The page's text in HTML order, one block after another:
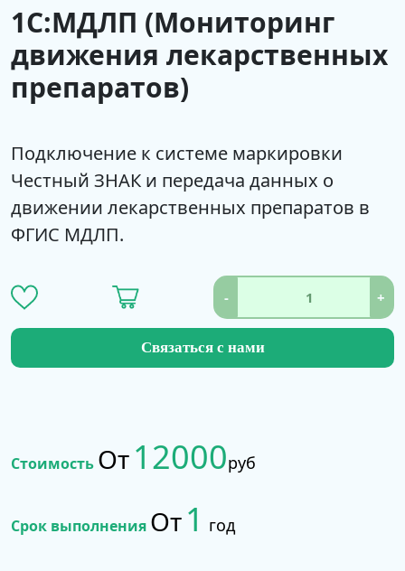
1С:МДЛП (Мониторинг
движения лекарственных
препаратов)
Подключение к системе маркировки
Честный ЗНАК и передача данных о
движении лекарственных препаратов в
ФГИС МДЛП.
- +
Связаться с нами
Стоимость От12000руб
Срок выполнения От1 год